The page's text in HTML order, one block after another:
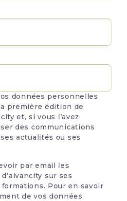
données personnelles
première édition de
et, si vous l’avez
des communications
actualités ou ses
par email les
sur ses
Pour en savoir
de vos données